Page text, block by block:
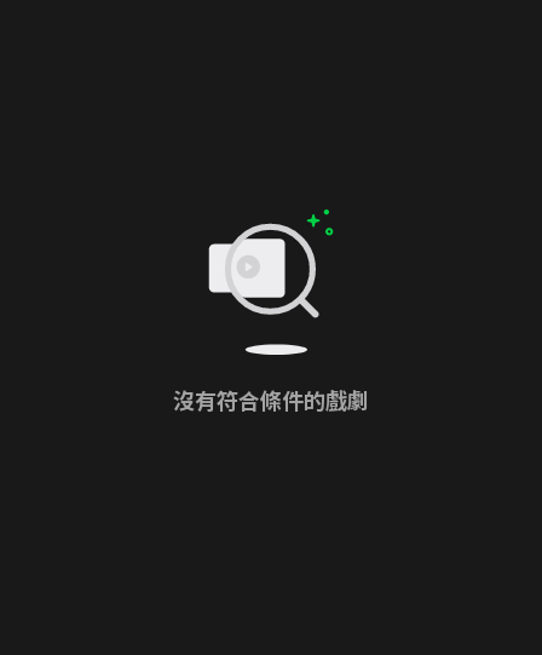
沒有符合條件的戲劇